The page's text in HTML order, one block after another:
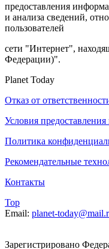
предоставления
и анализа сведений,
пользователей
сети "Интернет",
Федерации)".
Planet Today
Отказ от
Условия
Политика
Рекомендательные
Контакты
Top
Email: planet-
Зарегистрировано